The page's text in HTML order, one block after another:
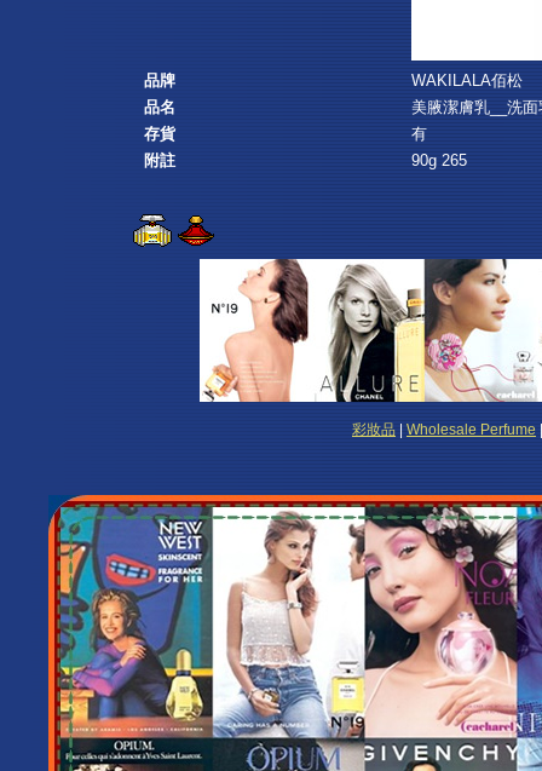
品牌
WAKILALA佰松
品名
美腋潔膚乳__洗面
存貨
有
附註
90g 265
彩妝品 Wholesale Perfume